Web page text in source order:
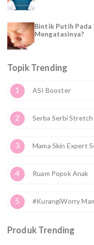
Bintik Putih Pada
Mengatasinya?
Topik Trending
1 ASI Booster
2 Serba Serbi
3 Mama Skin Expert
4 Ruam Popok Anak
5 #KurangiWorry
Produk Trending